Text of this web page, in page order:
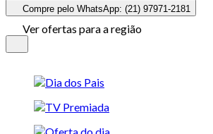
Compre pelo WhatsApp: (21) 97971-2181
Ver ofertas para a região